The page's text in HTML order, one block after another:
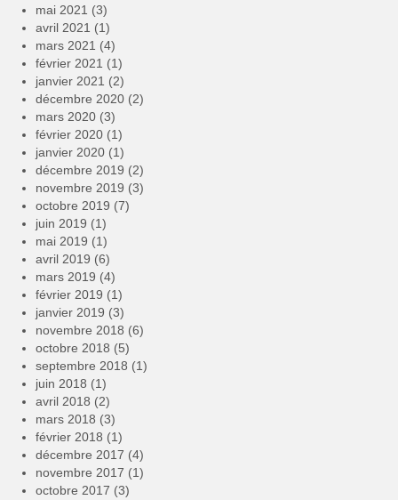
mai 2021 (3)
avril 2021 (1)
mars 2021 (4)
février 2021 (1)
janvier 2021 (2)
décembre 2020 (2)
mars 2020 (3)
février 2020 (1)
janvier 2020 (1)
décembre 2019 (2)
novembre 2019 (3)
octobre 2019 (7)
juin 2019 (1)
mai 2019 (1)
avril 2019 (6)
mars 2019 (4)
février 2019 (1)
janvier 2019 (3)
novembre 2018 (6)
octobre 2018 (5)
septembre 2018 (1)
juin 2018 (1)
avril 2018 (2)
mars 2018 (3)
février 2018 (1)
décembre 2017 (4)
novembre 2017 (1)
octobre 2017 (3)